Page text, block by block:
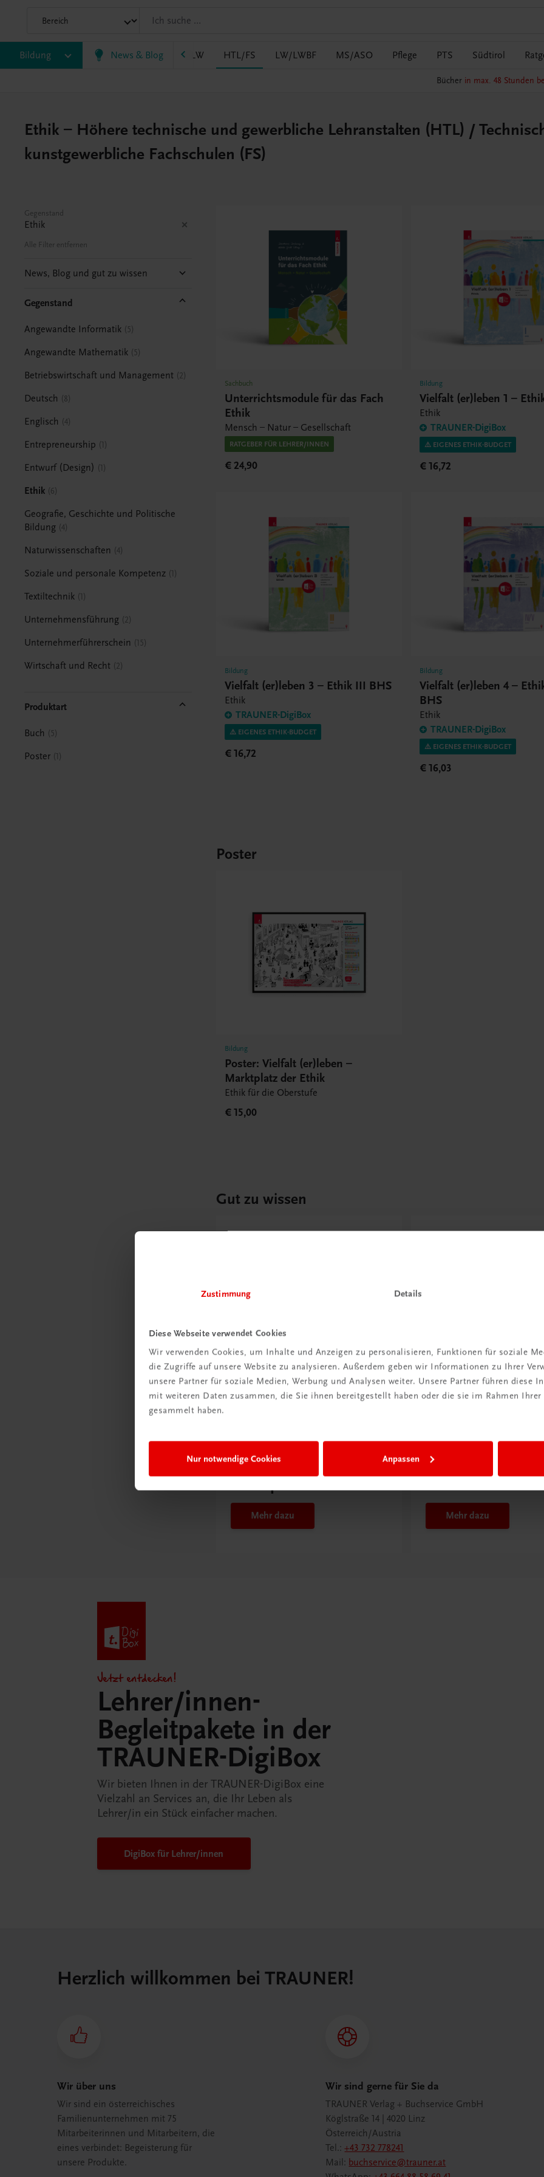
Zustimmung Details
Diese Webseite verwendet Cookies
Wir verwenden Cookies, um Inhalte und Anzeigen zu personalisieren, Funktionen für soziale
die Zugriffe auf unsere Website zu analysieren. Außerdem geben wir Informationen zu Ihrer
unsere Partner für soziale Medien, Werbung und Analysen weiter. Unsere Partner führen diese
mit weiteren Daten zusammen, die Sie ihnen bereitgestellt haben oder die sie im Rahmen
gesammelt haben.
Nur notwendige Cookies Anpassen
Bildung News & Blog
HLK HLPS/FSB HLT/Kolleg HLW HTL/FS LW/LWBF MS/ASO Pflege PTS Südtirol
Bücher in max. 48 Stunden
Ethik – Höhere technische und gewerbliche Lehranstalten (HTL) /
kunstgewerbliche Fachschulen (FS)
Gegenstand
Ethik
Alle Filter entfernen
News, Blog und gut zu wissen
Gegenstand
Angewandte Informatik 5
Angewandte Mathematik 5
Betriebswirtschaft und Management 2
Deutsch 8
Englisch 4
Entrepreneurship 1
Entwurf (Design) 1
Ethik 6
Geografie, Geschichte und Politische
Bildung 4
Naturwissenschaften 4
Soziale und personale Kompetenz 1
Textiltechnik 1
Unternehmensführung 2
Unternehmerführerschein 15
Wirtschaft und Recht 2
Produktart
Buch 5
Poster 1
Sachbuch
Unterrichtsmodule für das Fach
Ethik
Mensch – Natur – Gesellschaft
RATGEBER FÜR LEHRER/INNEN
€ 24,90
Bildung
Vielfalt (er)leben 1 –
Ethik
TRAUNER-DigiBox
⚠️ EIGENES ETHIK-BUDGET
€ 16,72
Bildung
Vielfalt (er)leben 3 – Ethik III BHS
Ethik
TRAUNER-DigiBox
⚠️ EIGENES ETHIK-BUDGET
€ 16,72
Bildung
Vielfalt (er)leben 4 –
BHS
Ethik
TRAUNER-DigiBox
⚠️ EIGENES ETHIK-BUDGET
€ 16,03
Poster
Bildung
Poster: Vielfalt (er)leben –
Marktplatz der Ethik
Ethik für die Oberstufe
€ 15,00
Gut zu wissen
Unterricht
Schon entdeckt?
Ratgeber
Mehr dazu
Neu in der DigiBox
Das „Digitale
Mehr dazu
Jetzt entdecken!
Lehrer/innen-
Begleitpakete in der
TRAUNER-DigiBox
Wir bieten Ihnen in der TRAUNER-DigiBox eine
Vielzahl an Services an, die Ihr Leben als
Lehrer/in ein Stück einfacher machen.
DigiBox für Lehrer/innen
Herzlich willkommen bei TRAUNER!
Wir über uns
Wir sind ein österreichisches
Familienunternehmen mit 75
Mitarbeiterinnen und Mitarbeitern, die
eines verbindet: Begeisterung für
unsere Produkte.
Wir sind gerne für Sie da
TRAUNER Verlag + Buchservice GmbH
Köglstraße 14 | 4020 Linz
Österreich/Austria
Tel.:+43 732 778241
Mail: buchservice@trauner.at